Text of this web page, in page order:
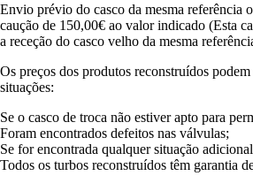
Envio prévio do casco da mesma referência
caução de 150,00€ ao valor indicado (Esta
a receção do casco velho da mesma
Os preços dos produtos reconstruídos
situações:
Se o casco de troca não estiver apto para
Foram encontrados defeitos nas válvulas;
Se for encontrada qualquer situação
Todos os turbos reconstruídos têm garantia